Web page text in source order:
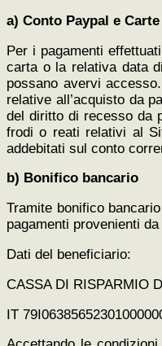
a) Conto Paypal e
Per i pagamenti
carta o la relativa data
possano avervi
relative all’acquisto da
del diritto di recesso da
frodi o reati relativi al
addebitati sul conto
b) Bonifico bancario
Tramite bonifico
pagamenti provenienti
Dati del beneficiario:
CASSA DI RISPARMIO
IT